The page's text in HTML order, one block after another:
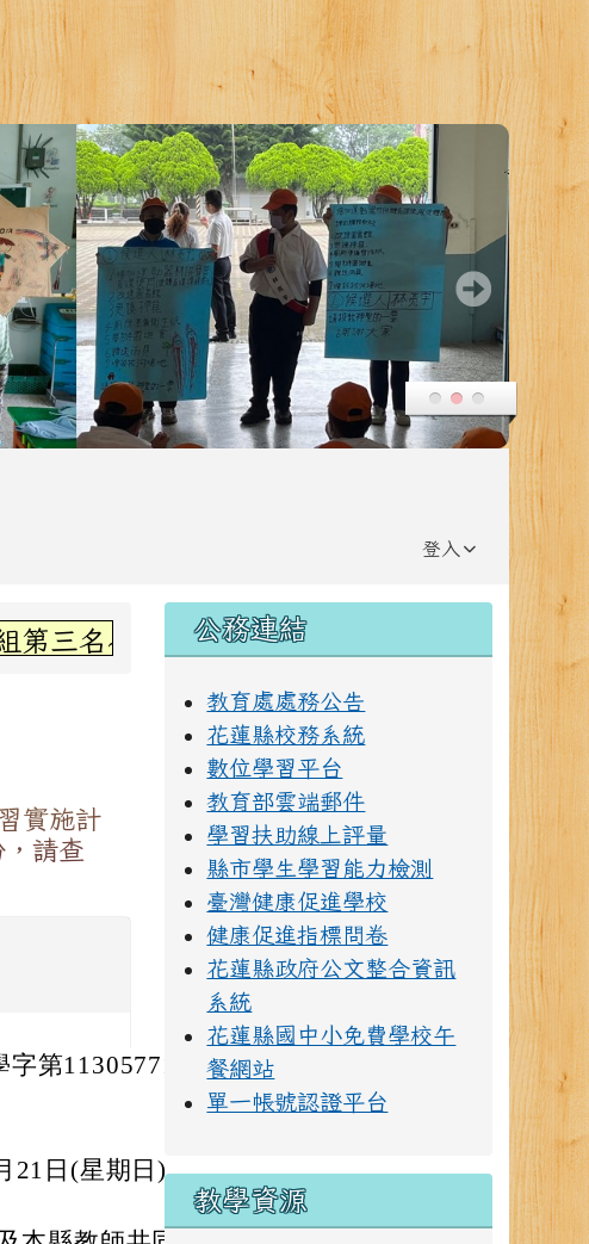
登入
感謝丞左老師指導~
實施計
請查
第11305771200號
21日(星期日)。
右邊區域內容
公務連結
教育處處務公告
花蓮縣校務系統
數位學習平台
教育部雲端郵件
學習扶助線上評量
縣市學生學習能力檢測
臺灣健康促進學校
健康促進指標問卷
花蓮縣政府公文整合資訊
系統
花蓮縣國中小免費學校午
餐網站
單一帳號認證平台
教學資源